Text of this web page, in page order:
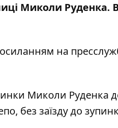
Миколи Руденка.
на
Миколи Руденка
без заїзду до